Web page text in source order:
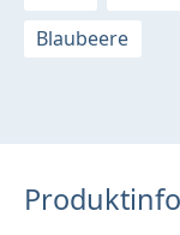
Blaubeere